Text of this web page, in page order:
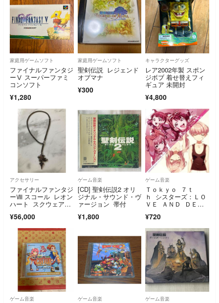
家庭用ゲームソフト
ファイナルファンタジ
ーⅤ スーパーファミ
コンソフト
¥1,280
家庭用ゲームソフト
聖剣伝説 レジェンド
オブマナ
¥300
キャラクターグッズ
レア2002年製 スポン
ジボブ 着せ替えフィ
ギュア 未開封
¥4,800
アクセサリー
ファイナルファンタジ
ーⅧ スコール レオン
ハート スクウェア公
¥56,000
ゲーム音楽
[CD] 聖剣伝説2 オリ
ジナル・サウンド・ヴ
ァージョン 帯付
¥1,800
ゲーム音楽
Ｔｏｋｙｏ ７ｔ
ｈ シスターズ：ＬＯ
ＶＥ ＡＮＤ ＤＥＶ
（初回限定盤）
¥720
ゲーム音楽 ゲーム音楽 ゲーム音楽